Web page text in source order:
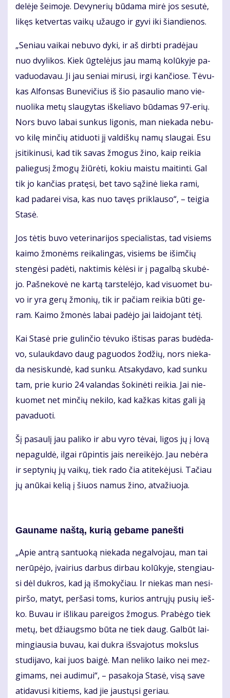
de­lė­je šei­mo­je. De­vy­ne­rių bū­da­ma mi­rė jos se­su­tė,
li­kęs ket­ver­tas vai­kų už­au­go ir gy­vi iki šian­die­nos.
„Se­niau vai­kai ne­bu­vo dy­ki, ir aš dirb­ti pra­dė­jau
nuo dvy­li­kos. Kiek ūg­te­lė­jus jau ma­mą ko­lū­ky­je pa­
va­duo­da­vau. Ji jau se­niai mi­ru­si, ir­gi kan­čio­se. Tė­vu­
kas Al­fon­sas Bu­ne­vi­čius iš šio pa­sau­lio ma­no vie­
nuo­li­ka me­tų slau­gy­tas iš­ke­lia­vo bū­da­mas 97-erių.
Nors bu­vo la­bai sun­kus li­go­nis, man nie­ka­da ne­bu­
vo ki­lę min­čių ati­duo­ti jį val­diš­kų na­mų slau­gai. Esu
įsi­ti­ki­nu­si, kad tik sa­vas žmo­gus ži­no, kaip rei­kia
pa­lie­gu­sį žmo­gų žiū­rė­ti, ko­kiu mais­tu mai­tin­ti. Gal
tik jo kan­čias pra­tę­si, bet ta­vo są­ži­nė lie­ka ra­mi,
kad pa­da­rei vi­sa, kas nuo ta­vęs pri­klau­so“, – tei­gia
Sta­sė.
Jos tė­tis bu­vo ve­te­ri­na­ri­jos spe­cia­lis­tas, tad vi­siems
kai­mo žmo­nėms rei­ka­lin­gas, vi­siems be iš­im­čių
sten­gė­si pa­dė­ti, nak­ti­mis kė­lė­si ir į pa­gal­bą sku­bė­
jo. Pa­šne­ko­vė ne kar­tą tars­te­lė­jo, kad vi­suo­met bu­
vo ir yra ge­rų žmo­nių, tik ir pa­čiam rei­kia bū­ti ge­
ram. Kai­mo žmo­nės la­bai pa­dė­jo jai lai­do­jant tė­tį.
Kai Sta­sė prie gu­lin­čio tė­vu­ko iš­ti­sas pa­ras bu­dė­da­
vo, su­lauk­da­vo daug pa­guo­dos žo­džių, nors nie­ka­
da ne­si­skun­dė, kad sun­ku. At­sa­ky­da­vo, kad sun­ku
tam, prie ku­rio 24 va­lan­das šo­ki­nė­ti rei­kia. Jai nie­
kuo­met net min­čių ne­ki­lo, kad kaž­kas ki­tas ga­li ją
pa­va­duo­ti.
Šį pa­sau­lį jau pa­li­ko ir abu vy­ro tė­vai, li­gos jų į lo­vą
ne­pa­gul­dė, il­gai rū­pin­tis jais ne­rei­kė­jo. Jau ne­bė­ra
ir sep­ty­nių jų vai­kų, tiek ra­do čia ati­te­kė­ju­si. Ta­čiau
jų anū­kai ke­lią į šiuos na­mus ži­no, at­va­žiuo­ja.
Gau­na­me naš­tą, ku­rią ge­ba­me pa­neš­ti
„Apie an­trą san­tuo­ką nie­ka­da ne­gal­vo­jau, man tai
ne­rū­pė­jo, įvai­rius dar­bus dir­bau ko­lū­ky­je, sten­giau­
si dėl duk­ros, kad ją iš­mo­ky­čiau. Ir nie­kas man ne­si­
pir­šo, ma­tyt, per­ša­si toms, ku­rios ant­rų­jų pu­sių ieš­
ko. Bu­vau ir iš­li­kau pa­rei­gos žmo­gus. Pra­bė­go tiek
me­tų, bet džiaugs­mo bū­ta ne tiek daug. Gal­būt lai­
min­giau­sia bu­vau, kai duk­ra iš­sva­jo­tus moks­lus
stu­di­ja­vo, kai juos bai­gė. Man ne­li­ko lai­ko nei mez­
gi­mams, nei au­di­mui“, – pa­sa­ko­ja Sta­sė, vi­są sa­ve
ati­da­vu­si ki­tiems, kad jie jaus­tų­si ge­riau.